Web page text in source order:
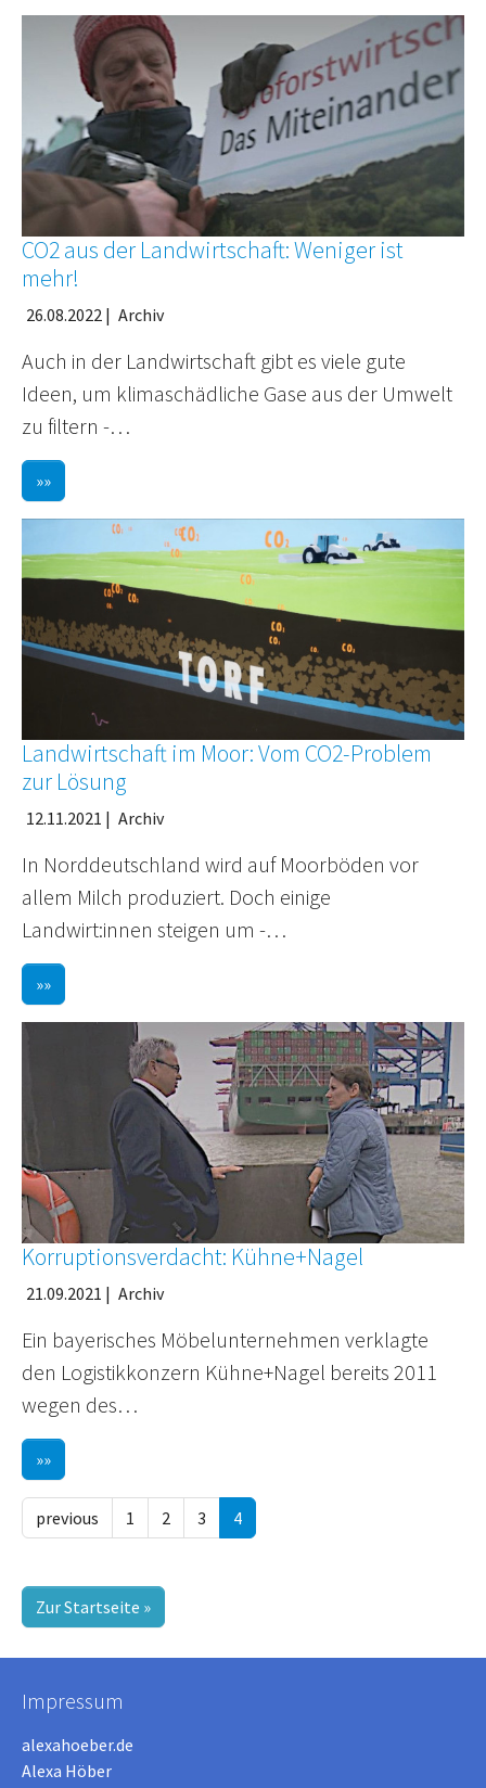
CO2 aus der Landwirtschaft: Weniger ist
mehr!
26.08.2022 | Archiv
Auch in der Landwirtschaft gibt es viele gute
Ideen, um klimaschädliche Gase aus der Umwelt
zu filtern -…
»»
Landwirtschaft im Moor: Vom CO2-Problem
zur Lösung
12.11.2021 | Archiv
In Norddeutschland wird auf Moorböden vor
allem Milch produziert. Doch einige
Landwirt:innen steigen um -…
»»
Korruptionsverdacht: Kühne+Nagel
21.09.2021 | Archiv
Ein bayerisches Möbelunternehmen verklagte
den Logistikkonzern Kühne+Nagel bereits 2011
wegen des…
»»
previous 1 2 3 4
Zur Startseite »
Impressum
alexahoeber.de
Alexa Höber